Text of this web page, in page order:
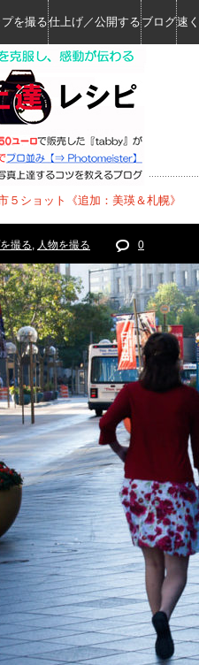
を撮る仕上げ／公開する ブログ速
ショット《追加：美瑛＆札幌》
撮る, 人物を撮る 0